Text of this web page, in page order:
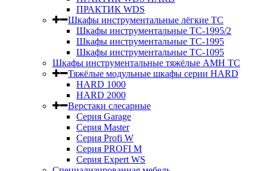
ПРАКТИК WDS
Шкафы инструментальные лёгкие ТС
Шкафы инструментальные ТС-1995/2
Шкафы инструментальные TC-1995
Шкафы инструментальные TC-1095
Шкафы инструментальные тяжёлые AMH TC
Тяжёлые модульные шкафы серии HARD
HARD 1000
HARD 2000
Верстаки слесарные
Серия Garage
Серия Master
Серия Profi W
Серия PROFI M
Серия Expert WS